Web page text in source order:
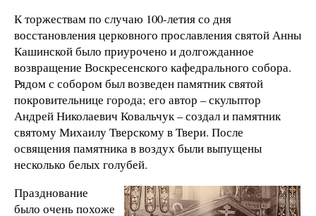
К торжествам по случаю 100-летия со дня
восстановления церковного прославления святой Анны
Кашинской было приурочено и долгожданное
возвращение Воскресенского кафедрального собора.
Рядом с собором был возведен памятник святой
покровительнице города; его автор – скульптор
Андрей Николаевич Ковальчук – создал и памятник
святому Михаилу Тверскому в Твери. После
освящения памятника в воздух были выпущены
несколько белых голубей.
Празднование
было очень похоже